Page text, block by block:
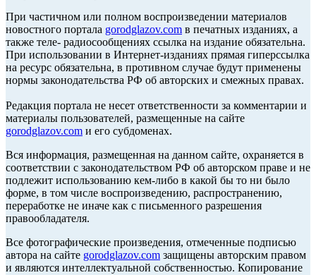
При частичном или полном воспроизведении материалов
новостного портала gorodglazov.com в печатных изданиях, а
также теле- радиосообщениях ссылка на издание обязательна.
При использовании в Интернет-изданиях прямая гиперссылка
на ресурс обязательна, в противном случае будут применены
нормы законодательства РФ об авторских и смежных правах.
Редакция портала не несет ответственности за комментарии и
материалы пользователей, размещенные на сайте
gorodglazov.com и его субдоменах.
Вся информация, размещенная на данном сайте, охраняется в
соответствии с законодательством РФ об авторском праве и не
подлежит использованию кем-либо в какой бы то ни было
форме, в том числе воспроизведению, распространению,
переработке не иначе как с письменного разрешения
правообладателя.
Все фотографические произведения, отмеченные подписью
автора на сайте gorodglazov.com защищены авторским правом
и являются интеллектуальной собственностью. Копирование